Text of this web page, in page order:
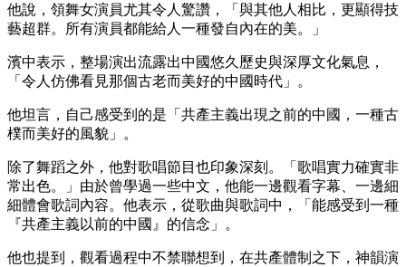
他說，領舞女演員尤其令人驚讚，「與其他人相比，更顯得技
藝超群。所有演員都能給人一種發自內在的美。」
濱中表示，整場演出流露出中國悠久歷史與深厚文化氣息，
「令人仿佛看見那個古老而美好的中國時代」。
他坦言，自己感受到的是「共產主義出現之前的中國，一種古
樸而美好的風貌」。
除了舞蹈之外，他對歌唱節目也印象深刻。「歌唱實力確實非
常出色。」由於曾學過一些中文，他能一邊觀看字幕、一邊細
細體會歌詞內容。他表示，從歌曲與歌詞中，「能感受到一種
『共產主義以前的中國』的信念」。
他也提到，觀看過程中不禁聯想到，在共產體制之下，神韻演